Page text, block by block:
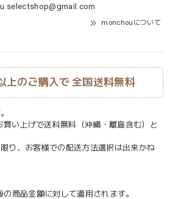
monchouについて
上のご購入で 全国送料無料
買い上げで送料無料（沖縄・離島含む）と
り、お客様での配送方法選択は出来かね
商品金額に対して適用されます。